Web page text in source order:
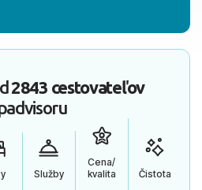
2843 cestovateľov
Služby
Cena/
kvalita
Čistota